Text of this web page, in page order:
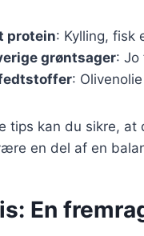
protein: Kylling, fisk
grøntsager: Jo
:
tips kan du sikre,
en del af en
En